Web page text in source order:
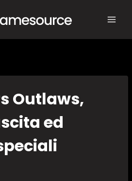
Outlaws,
ed